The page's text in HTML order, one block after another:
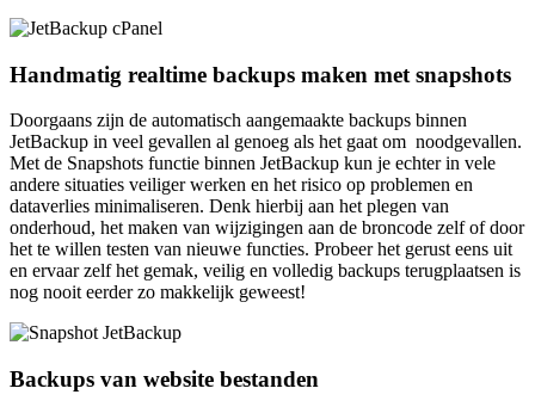
Handmatig realtime backups maken met snapshots
Doorgaans zijn de automatisch aangemaakte backups binnen
JetBackup in veel gevallen al genoeg als het gaat om noodgevallen.
Met de Snapshots functie binnen JetBackup kun je echter in vele
andere situaties veiliger werken en het risico op problemen en
dataverlies minimaliseren. Denk hierbij aan het plegen van
onderhoud, het maken van wijzigingen aan de broncode zelf of door
het te willen testen van nieuwe functies. Probeer het gerust eens uit
en ervaar zelf het gemak, veilig en volledig backups terugplaatsen is
nog nooit eerder zo makkelijk geweest!
Backups van website bestanden